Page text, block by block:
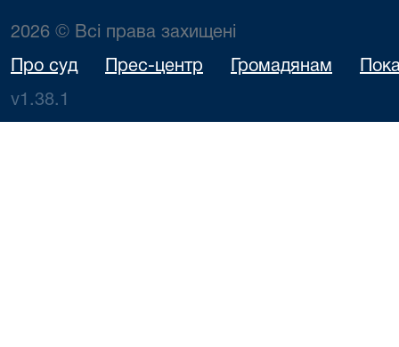
2026 © Всі права захищені
Про суд Прес-центр Громадянам
v1.38.1